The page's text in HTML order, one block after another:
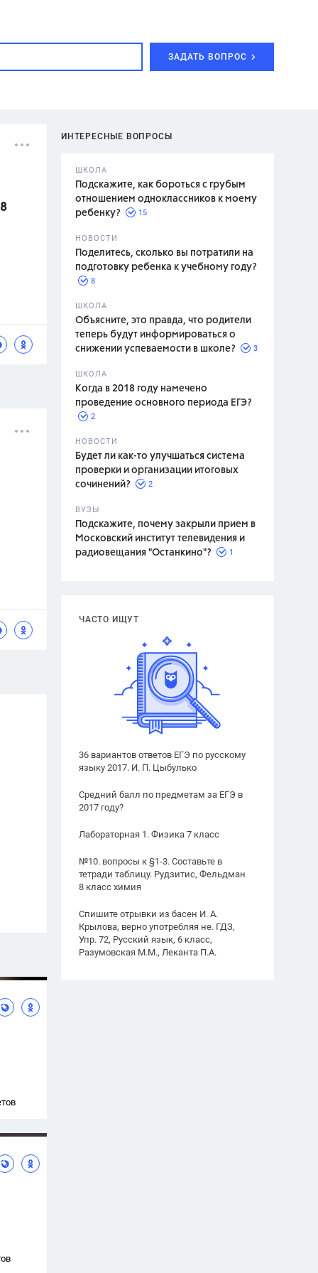
ЗАДАТЬ ВОПРОС
ИНТЕРЕСНЫЕ ВОПРОСЫ
ШКОЛА
Подскажите, как бороться с грубым
отношением одноклассников к моему
ребенку?
15
НОВОСТИ
Поделитесь, сколько вы потратили на
подготовку ребенка к учебному году?
8
ШКОЛА
Объясните, это правда, что родители
теперь будут информироваться о
снижении успеваемости в школе?
3
ШКОЛА
Когда в 2018 году намечено
проведение основного периода ЕГЭ?
2
НОВОСТИ
Будет ли как-то улучшаться система
проверки и организации итоговых
сочинений?
2
ВУЗЫ
Подскажите, почему закрыли прием в
Московский институт телевидения и
радиовещания "Останкино"?
1
ЧАСТО ИЩУТ
36 вариантов ответов ЕГЭ по русскому
языку 2017. И. П. Цыбулько
Средний балл по предметам за ЕГЭ в
2017 году?
Лабораторная 1. Физика 7 класс
№10. вопросы к §1-3. Составьте в
тетради таблицу. Рудзитис, Фельдман
8 класс химия
Спишите отрывки из басен И. А.
Крылова, верно употребляя не. ГДЗ,
Упр. 72, Русский язык, 6 класс,
Разумовская М.М., Леканта П.А.